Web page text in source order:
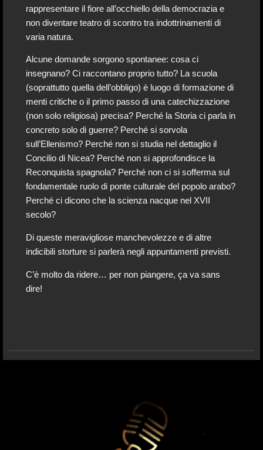
rappresentare il fiore all’occhiello della democrazia e
non diventare teatro di scontro tra indottrinamenti di
varia natura.
Alcune domande sorgono spontanee: cosa ci
insegnano? Ci raccontano proprio tutto? La scuola
(soprattutto quella dell’obbligo) è luogo di formazione di
menti critiche o il primo passo di una catechizzazione
(non solo religiosa) precisa? Perché la Storia ci parla in
concreto solo di guerre? Perché si sorvola
sull’Ellenismo? Perché non si studia nel dettaglio il
Concilio di Nicea? Perché non si approfondisce la
Reconquista spagnola? Perché non ci si sofferma sul
fondamentale ruolo di ponte culturale del popolo arabo?
Perché ci dicono che la scienza nacque nel XVII
secolo?
Di queste meravigliose manchevolezze e di altre
indicibili storture si parlerà negli appuntamenti previsti.
C’è molto da ridere… per non piangere, ça va sans
dire!